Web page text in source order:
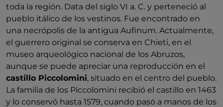
toda la región. Data del siglo VI a. C. y perteneció al
pueblo itálico de los vestinos. Fue encontrado en
una necrópolis de la antigua Aufinum. Actualmente,
el guerrero original se conserva en Chieti, en el
museo arqueológico nacional de los Abruzos,
aunque se puede apreciar una reproducción en el
castillo Piccolomini, situado en el centro del pueblo.
La familia de los Piccolomini recibió el castillo en 1463
y lo conservó hasta 1579, cuando pasó a manos de los